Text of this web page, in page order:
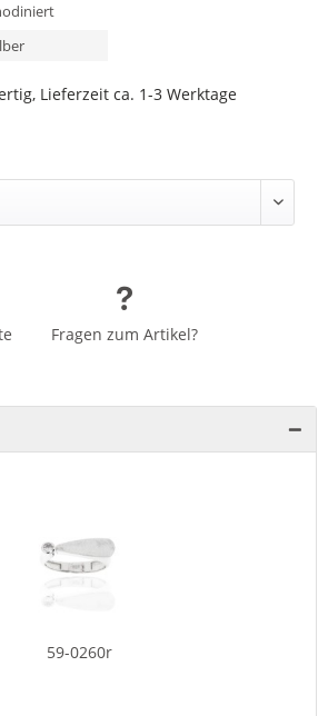
Lieferzeit ca. 1-3 Werktage
Fragen zum Artikel?
59-0260r